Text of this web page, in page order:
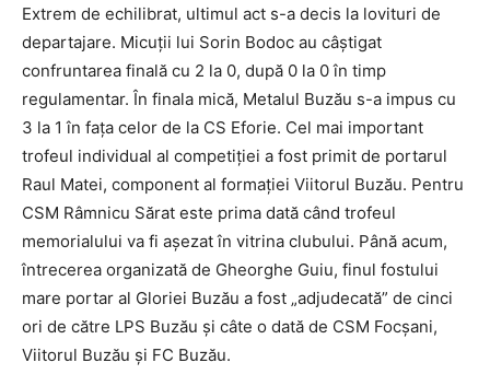
Extrem de echilibrat, ultimul act s-a decis la lovituri de
departajare. Micuţii lui Sorin Bodoc au câştigat
confruntarea finală cu 2 la 0, după 0 la 0 în timp
regulamentar. În finala mică, Metalul Buzău s-a impus cu
3 la 1 în faţa celor de la CS Eforie. Cel mai important
trofeul individual al competiţiei a fost primit de portarul
Raul Matei, component al formaţiei Viitorul Buzău. Pentru
CSM Râmnicu Sărat este prima dată când trofeul
memorialului va fi aşezat în vitrina clubului. Până acum,
întrecerea organizată de Gheorghe Guiu, finul fostului
mare portar al Gloriei Buzău a fost „adjudecată” de cinci
ori de către LPS Buzău şi câte o dată de CSM Focşani,
Viitorul Buzău şi FC Buzău.